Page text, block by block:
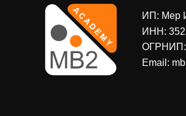
ИП: Мер
ИНН:
ОГРНИП:
Email: